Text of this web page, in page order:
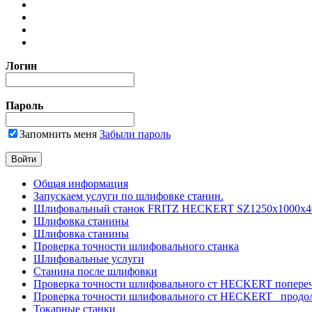
Логин
Пароль
Запомнить меня Забыли пароль
Общая информация
Запускаем услуги по шлифовке станин.
Шлифовальный станок FRITZ HECKERT
Шлифовка станины
Шлифовка станины
Проверка точности шлифовального станка
Шлифовальные услуги
Станина после шлифовки
Проверка точности шлифовального ст HECKERT
Проверка точности шлифовального ст HECKERT
Токарные станки